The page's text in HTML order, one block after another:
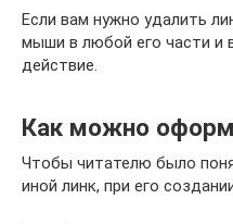
Если вам нужно удалить
мыши в любой его части и
действие.
Как можно
Чтобы читателю было
иной линк, при его